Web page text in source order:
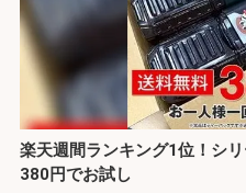
楽天週間ランキング1位！シ
380円でお試し